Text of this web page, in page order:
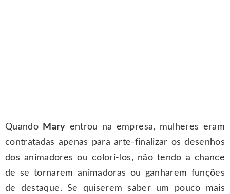
Quando Mary entrou na empresa, mulheres eram
contratadas apenas para arte-finalizar os desenhos
dos animadores ou colori-los, não tendo a chance
de se tornarem animadoras ou ganharem funções
de destaque. Se quiserem saber um pouco mais